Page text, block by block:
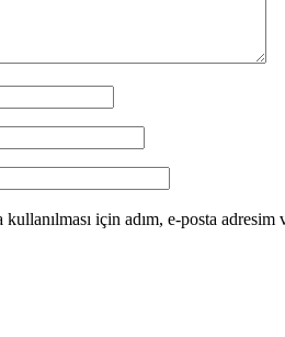
için adım, e-posta adresim